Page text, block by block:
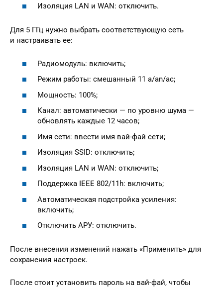
Изоляция LAN и WAN: отключить.
Для 5 ГГц нужно выбрать соответствующую сеть
и настраивать ее:
Радиомодуль: включить;
Режим работы: смешанный 11 a/an/ac;
Мощность: 100%;
Канал: автоматически — по уровню шума —
обновлять каждые 12 часов;
Имя сети: ввести имя вай-фай сети;
Изоляция SSID: отключить;
Изоляция LAN и WAN: отключить;
Поддержка IEEE 802/11h: включить;
Автоматическая подстройка усиления:
включить;
Отключить АРУ: отключить.
После внесения изменений нажать «Применить» для
сохранения настроек.
После стоит установить пароль на вай-фай, чтобы